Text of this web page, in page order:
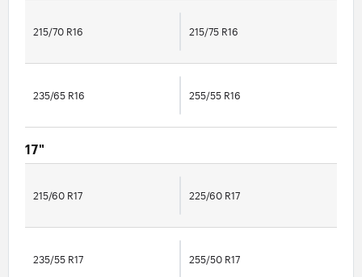
215/70 R16 215/75 R16
235/65 R16 255/55 R16
17"
215/60 R17 225/60 R17
235/55 R17 255/50 R17